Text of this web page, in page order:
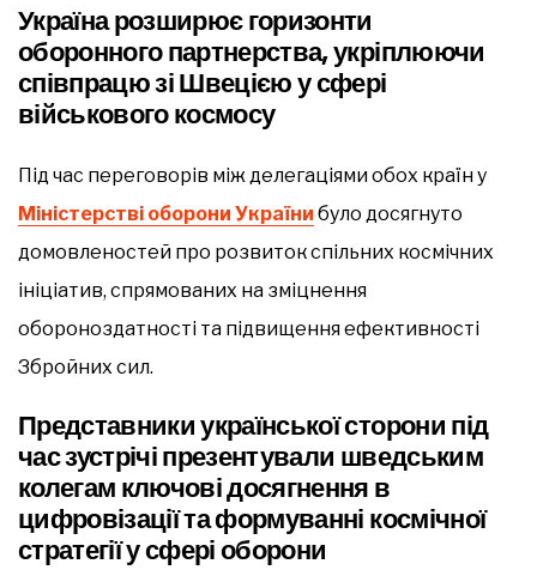
Україна розширює горизонти
оборонного партнерства, укріплюючи
співпрацю зі Швецією у сфері
військового космосу
Під час переговорів між делегаціями обох країн у
Міністерстві оборони України було досягнуто
домовленостей про розвиток спільних космічних
ініціатив, спрямованих на зміцнення
обороноздатності та підвищення ефективності
Збройних сил.
Представники української сторони під
час зустрічі презентували шведським
колегам ключові досягнення в
цифровізації та формуванні космічної
стратегії у сфері оборони